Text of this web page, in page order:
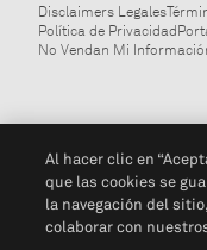
Disclaimers Legales
Política de Privacidad
No Vendan Mi
Al hacer clic en
que las cookies se
la navegación del
colaborar con